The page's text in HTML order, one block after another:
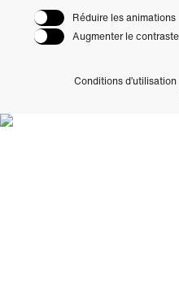
Réduire les animations
Augmenter le contraste
Conditions d’utilisation